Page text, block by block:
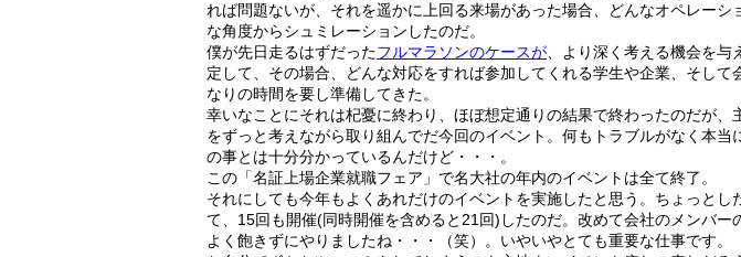
れば問題ないが、それを遥かに上回る来場があった場合、どんなオペレーシ
な角度からシュミレーションしたのだ。
僕が先日走るはずだったフルマラソンのケースが 、より深く考える機会を
定して、その場合、どんな対応をすれば参加してくれる学生や企業、そして
なりの時間を要し準備してきた。
幸いなことにそれは杞憂に終わり、ほぼ想定通りの結果で終わったのだが、
をずっと考えながら取り組んでだ今回のイベント。何もトラブルがなく本当
の事とは十分分かっているんだけど・・・。
この「名証上場企業就職フェア」で名大社の年内のイベントは全て終了。
それにしても今年もよくあれだけのイベントを実施したと思う。ちょっとし
て、15回も開催(同時開催を含めると21回)したのだ。改めて会社のメンバー
よく飽きずにやりましたね・・・（笑）。いやいやとても重要な仕事です。